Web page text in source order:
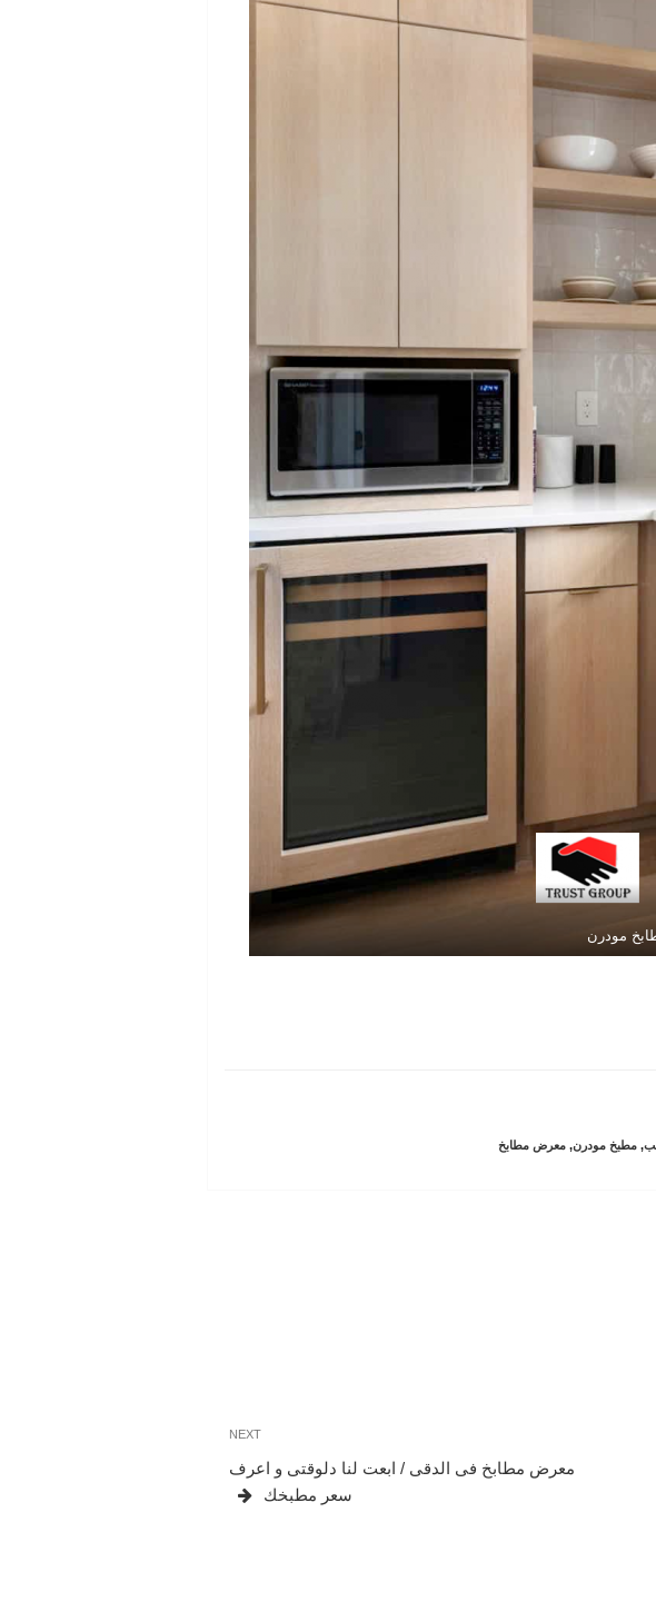
مودرن
,مطبخ مودرن,معرض مطابخ
NEXT
معرض مطابخ فى الدقى / ابعت لنا دلوقتى و اعرف
سعر مطبخك